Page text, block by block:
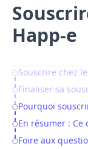
Happ-e
Table of
Souscrire chez
Finaliser sa
Pourquoi
En résumer :
Foire aux